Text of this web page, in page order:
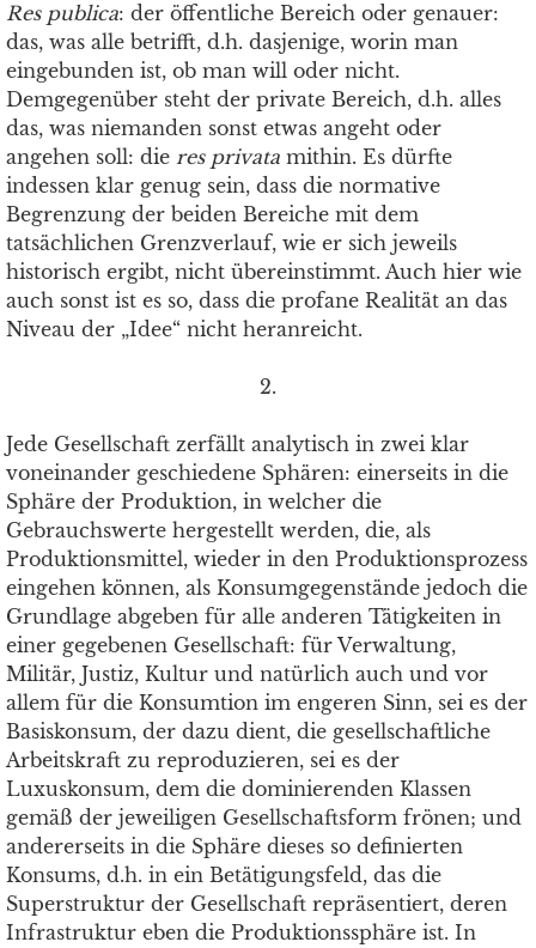
Res publica: der öffentliche Bereich oder genauer:
das, was alle betrifft, d.h. dasjenige, worin man
eingebunden ist, ob man will oder nicht.
Demgegenüber steht der private Bereich, d.h. alles
das, was niemanden sonst etwas angeht oder
angehen soll: die res privata mithin. Es dürfte
indessen klar genug sein, dass die normative
Begrenzung der beiden Bereiche mit dem
tatsächlichen Grenzverlauf, wie er sich jeweils
historisch ergibt, nicht übereinstimmt. Auch hier wie
auch sonst ist es so, dass die profane Realität an das
Niveau der „Idee“ nicht heranreicht.
2.
Jede Gesellschaft zerfällt analytisch in zwei klar
voneinander geschiedene Sphären: einerseits in die
Sphäre der Produktion, in welcher die
Gebrauchswerte hergestellt werden, die, als
Produktionsmittel, wieder in den Produktionsprozess
eingehen können, als Konsumgegenstände jedoch die
Grundlage abgeben für alle anderen Tätigkeiten in
einer gegebenen Gesellschaft: für Verwaltung,
Militär, Justiz, Kultur und natürlich auch und vor
allem für die Konsumtion im engeren Sinn, sei es der
Basiskonsum, der dazu dient, die gesellschaftliche
Arbeitskraft zu reproduzieren, sei es der
Luxuskonsum, dem die dominierenden Klassen
gemäß der jeweiligen Gesellschaftsform frönen; und
andererseits in die Sphäre dieses so definierten
Konsums, d.h. in ein Betätigungsfeld, das die
Superstruktur der Gesellschaft repräsentiert, deren
Infrastruktur eben die Produktionssphäre ist. In